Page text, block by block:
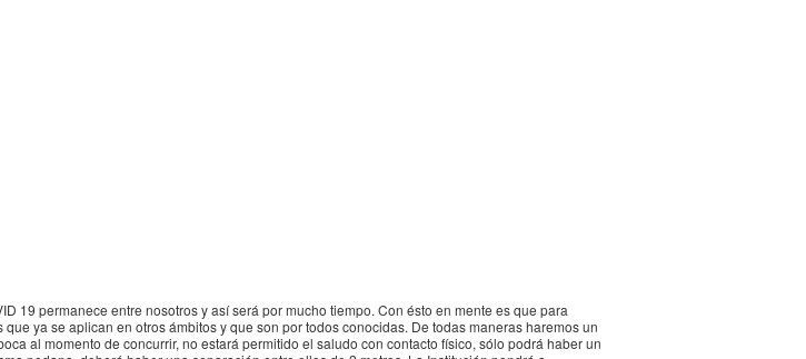
19 permanece entre nosotros y así será por mucho tiempo. Con ésto en mente es que para
ya se aplican en otros ámbitos y que son por todos conocidas. De todas maneras haremos un
al momento de concurrir, no estará permitido el saludo con contacto físico, sólo podrá haber un